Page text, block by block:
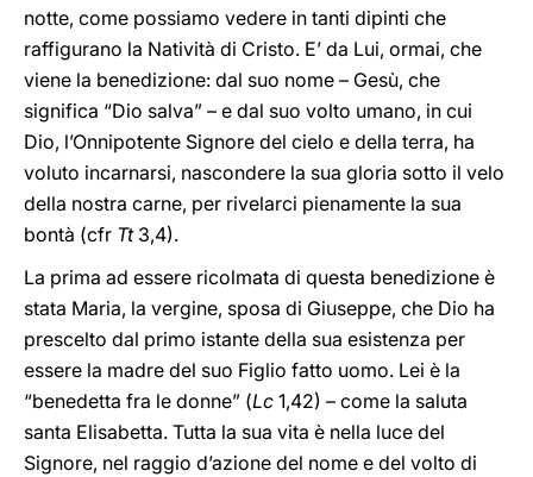
notte, come possiamo vedere in tanti dipinti che
raffigurano la Natività di Cristo. E’ da Lui, ormai, che
viene la benedizione: dal suo nome – Gesù, che
significa “Dio salva” – e dal suo volto umano, in cui
Dio, l’Onnipotente Signore del cielo e della terra, ha
voluto incarnarsi, nascondere la sua gloria sotto il velo
della nostra carne, per rivelarci pienamente la sua
bontà (cfr Tt 3,4).
La prima ad essere ricolmata di questa benedizione è
stata Maria, la vergine, sposa di Giuseppe, che Dio ha
prescelto dal primo istante della sua esistenza per
essere la madre del suo Figlio fatto uomo. Lei è la
“benedetta fra le donne” (Lc 1,42) – come la saluta
santa Elisabetta. Tutta la sua vita è nella luce del
Signore, nel raggio d’azione del nome e del volto di